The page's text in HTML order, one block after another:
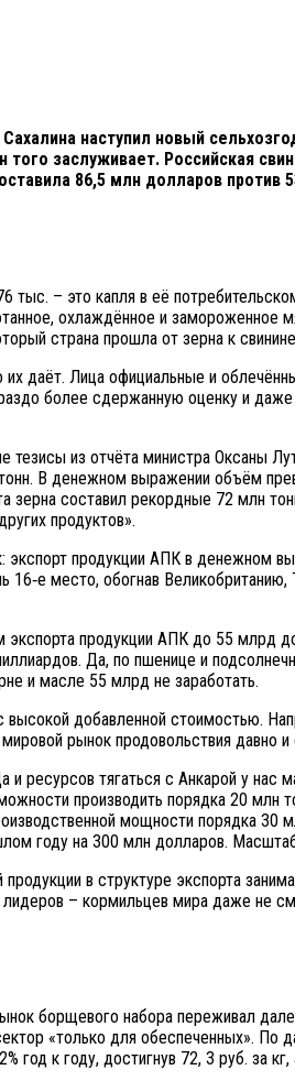
наступил новый
заслуживает. Российская
86,5 млн долларов
– это капля в её
охлаждённое и замороженное
страна прошла от зерна к
даёт. Лица официальные и
более сдержанную оценку и даже
из отчёта министра Оксаны
В денежном выражении объём
зерна составил рекордные 72 млн
продуктов».
экспорт продукции АПК в денежном
16‑е место, обогнав
продукции АПК до 55 млрд
Да, по пшенице и
и масле 55 млрд не заработать.
высокой добавленной стоимостью.
рынок продовольствия давно и
тягаться с Анкарой у нас
производить порядка 20
мощности порядка 30
году на 300 млн долларов.
в структуре экспорта
– кормильцев мира даже не
борщевого набора переживал
«только для обеспеченных».
год к году, достигнув 72, 3 руб. за